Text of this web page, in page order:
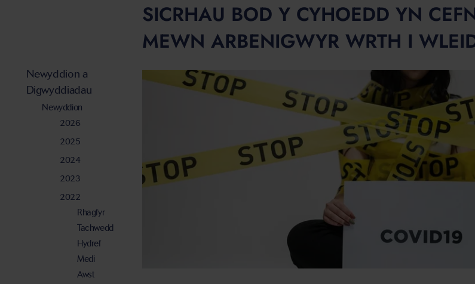
SICRHAU BOD Y CYHOEDD YN
MEWN ARBENIGWYR WRTH I
Newyddion a
Digwyddiadau
Newyddion
2026
2025
2024
2023
2022
Rhagfyr
Tachwedd
Hydref
Medi
Awst